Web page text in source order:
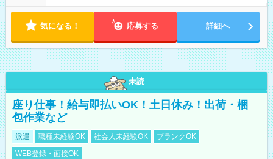
気になる！ 応募する 詳細へ
未読
座り仕事！給与即払いOK！土日休み！出荷・梱
包作業など
派遣 職種未経験OK 社会人未経験OK
ブランクOK
WEB登録・面接OK